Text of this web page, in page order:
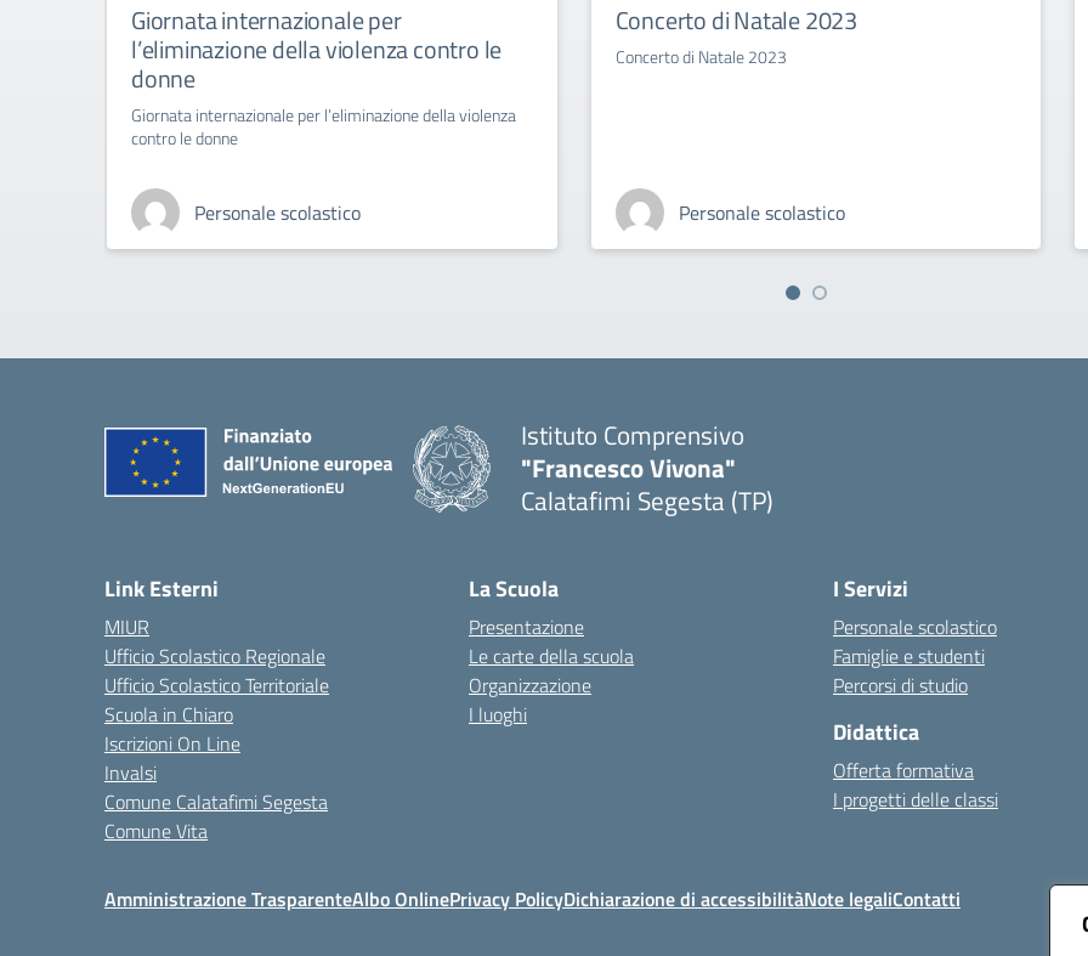
Giornata internazionale per
l’eliminazione della violenza contro le
donne
Giornata internazionale per l’eliminazione della violenza
contro le donne
Personale scolastico
Concerto di Natale 2023
Concerto di Natale 2023
Personale scolastico
Istituto Comprensivo
"Francesco Vivona"
Calatafimi Segesta (TP)
Link Esterni
MIUR
Ufficio Scolastico Regionale
Ufficio Scolastico Territoriale
Scuola in Chiaro
Iscrizioni On Line
Invalsi
Comune Calatafimi Segesta
Comune Vita
La Scuola
Presentazione
Le carte della scuola
Organizzazione
I luoghi
I Servizi
Personale scolastico
Famiglie e studenti
Percorsi di studio
Didattica
Offerta formativa
I progetti delle classi
Amministrazione TrasparenteAlbo OnlinePrivacy PolicyDichiarazione di accessibilitàNote legaliContatti